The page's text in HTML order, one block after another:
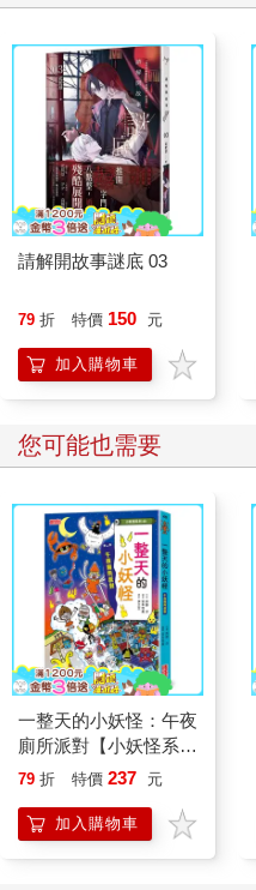
請解開故事謎底 03
79 折 特價 150 元
加入購物車
您可能也需要
一整天的小妖怪：午夜
廁所派對【小妖怪系列
40】
79 折 特價 237 元
加入購物車